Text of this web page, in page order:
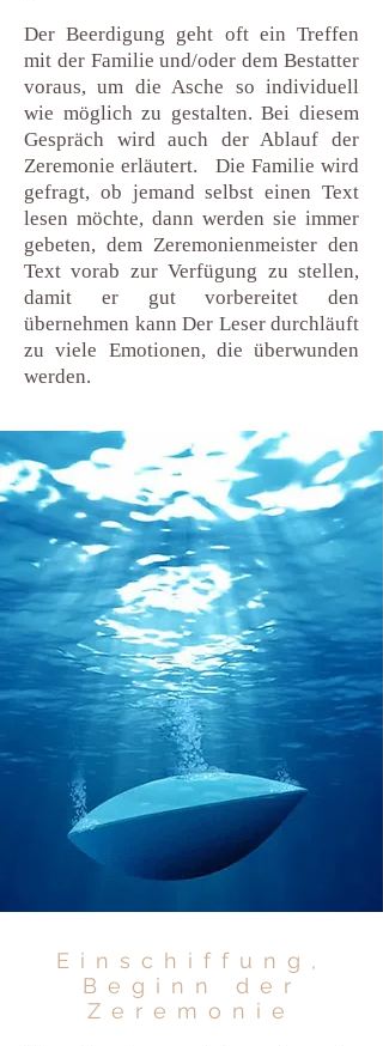
Der Beerdigung geht oft ein Treffen
mit der Familie und/oder dem Bestatter
voraus, um die Asche so individuell
wie möglich zu gestalten. Bei diesem
Gespräch wird auch der Ablauf der
Zeremonie erläutert. Die Familie wird
gefragt, ob jemand selbst einen Text
lesen möchte, dann werden sie immer
gebeten, dem Zeremonienmeister den
Text vorab zur Verfügung zu stellen,
damit er gut vorbereitet den
übernehmen kann Der Leser durchläuft
zu viele Emotionen, die überwunden
werden.
Einschiffung,
Beginn der
Zeremonie